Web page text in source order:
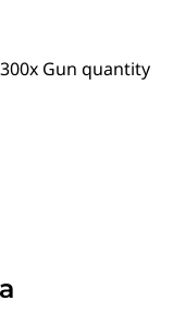
Gun quantity